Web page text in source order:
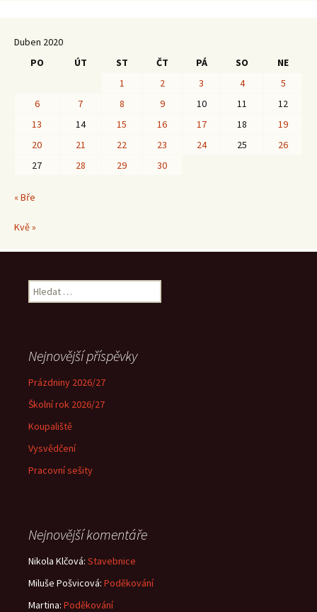
Duben 2020
PO
ÚT ST ČT PÁ SO
NE
1
2 3 4
5
6
7 8 9 10 11
12
13
14 15 16 17 18
19
20
21 22 23 24 25
26
27
28 29 30
« Bře
Kvě »
Vyhledávání
Nejnovější příspěvky
Prázdniny 2026/27
Školní rok 2026/27
Koupaliště
Vysvědčení
Pracovní sešity
Nejnovější komentáře
Nikola Klčová: Stavebnice
Miluše Pošvicová: Poděkování
Martina: Poděkování